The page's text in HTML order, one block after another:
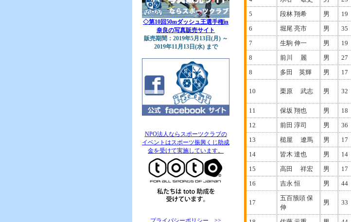
◇第10回50mダッシュ王選手権in
奈良の写真販売サイト
販売期間：2019年5月13日(月) ～
2019年11月13日(水) まで
NPO法人ならスポーツクラブの
イベントはスポーツ振興くじ助成
金を受けて実施しています。
プライバシーポリシー >>
5
段林 翔希 男 19
6
堀尾 亮市 男 35
7
生駒 伸一 男 19
8
前川 麗 男 27
8
多田 英輝 男 17
10 栗原 武志 男 32
11 保坂 翔也 男 18
12
前田 淳司 男 36
13
槌屋 遼馬 男 17
14
皆木 達也 男 14
15
高田 祥宏 男 17
16
吉永 恒 男 44
17
五百籏頭 保
伸
男 33